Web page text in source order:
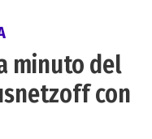
minuto del
con